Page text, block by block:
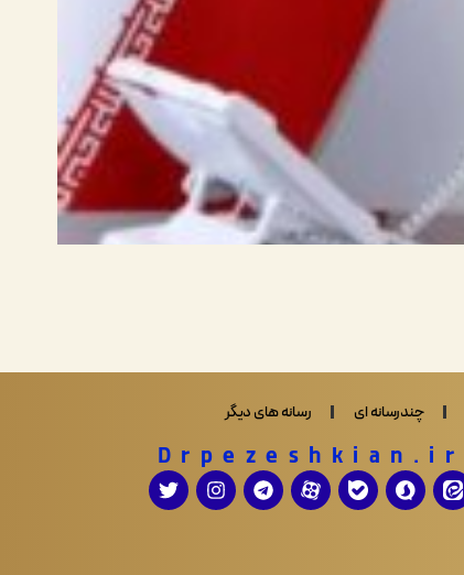
چندرسانه ای رسانه های دیگر
Drpezeshkian.ir